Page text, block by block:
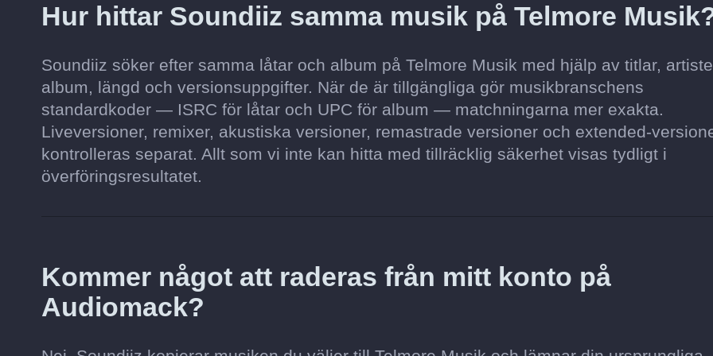
Hur hittar Soundiiz samma musik på Telmore
Soundiiz söker efter samma låtar och album på Telmore Musik med hjälp av titlar,
album, längd och versionsuppgifter. När de är tillgängliga gör musikbranschens
standardkoder — ISRC för låtar och UPC för album — matchningarna mer exakta.
Liveversioner, remixer, akustiska versioner, remastrade versioner och extended-
kontrolleras separat. Allt som vi inte kan hitta med tillräcklig säkerhet visas tydligt i
överföringsresultatet.
Kommer något att raderas från mitt konto på
Audiomack?